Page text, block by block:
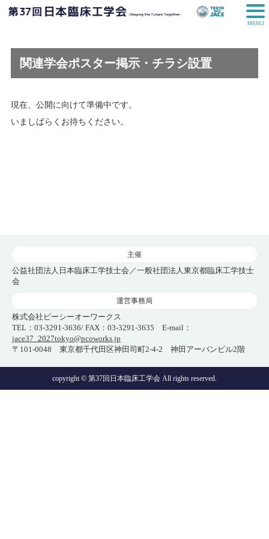
MENU
関連学会ポスター掲示・チラシ設置
現在、公開に向けて準備中です。
いましばらくお待ちください。
主催
公益社団法人日本臨床工学技士会／一般社団法人東京都臨床工学技士
会
運営事務局
株式会社ピーシーオーワークス
TEL：03-3291-3636/ FAX：03-3291-3635 E-mail：
jace37_2027tokyo@pcoworks.jp
〒101-0048 東京都千代田区神田司町2-4-2 神田アーバンビル2階
copyright © 第37回日本臨床工学会 All rights reserved.